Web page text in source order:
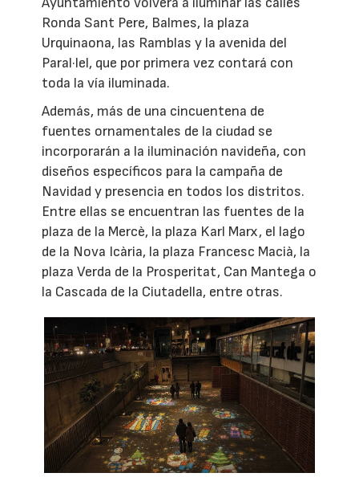
Ronda Sant Pere, Balmes, la plaza
Urquinaona, las Ramblas y la avenida del
Paral·lel, que por primera vez contará con
toda la vía iluminada.
Además, más de una cincuentena de
fuentes ornamentales de la ciudad se
incorporarán a la iluminación navideña, con
diseños específicos para la campaña de
Navidad y presencia en todos los distritos.
Entre ellas se encuentran las fuentes de la
plaza de la Mercè, la plaza Karl Marx, el lago
de la Nova Icària, la plaza Francesc Macià, la
plaza Verda de la Prosperitat, Can Mantega o
la Cascada de la Ciutadella, entre otras.